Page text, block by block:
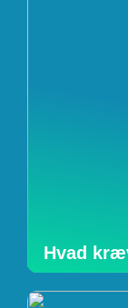
Hvad